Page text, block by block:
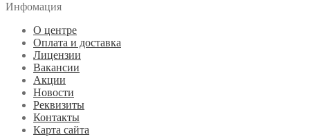
Инфомация
О центре
Оплата и доставка
Лицензии
Вакансии
Акции
Новости
Реквизиты
Контакты
Карта сайта